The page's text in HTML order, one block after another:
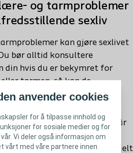
anvender cookies
for å tilpasse innhold og
for sosiale medier og for
Vi deler også informasjon om
vårt med våre partnere innen
og tarmproblemer
sexliv
kan gjøre sexlivet
bør alltid konsultere
din hvis du er bekymret for
tarmen, så kan de
å finne en passende løsning.
kan føre til at du unngår
irrigasjonog/eller
kan derfor være aktuelt